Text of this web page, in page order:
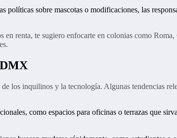
políticas sobre mascotas o modificaciones, las
renta, te sugiero enfocarte en colonias como
los inquilinos y la tecnología. Algunas tendencias
como espacios para oficinas o terrazas que